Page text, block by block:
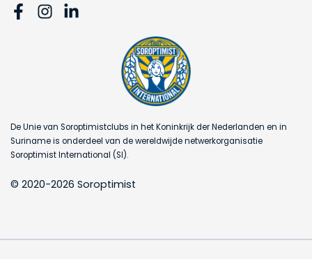
De Unie van Soroptimistclubs in het Koninkrijk der Nederlanden en in
Suriname is onderdeel van de wereldwijde netwerkorganisatie
Soroptimist International (SI).
© 2020-2026 Soroptimist